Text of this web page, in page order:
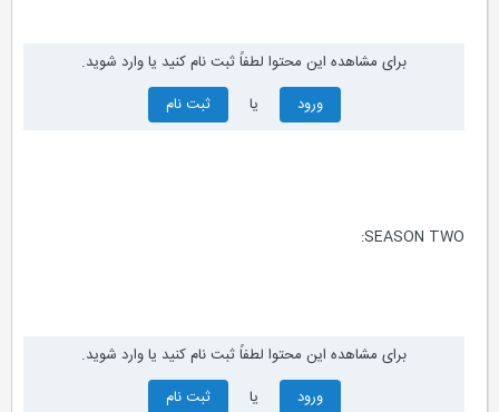
برای مشاهده این محتوا لطفاً ثبت نام کنید یا وارد شوید.
ورود
ثبت نام
SEASON TWO:
برای مشاهده این محتوا لطفاً ثبت نام کنید یا وارد شوید.
ورود
ثبت نام